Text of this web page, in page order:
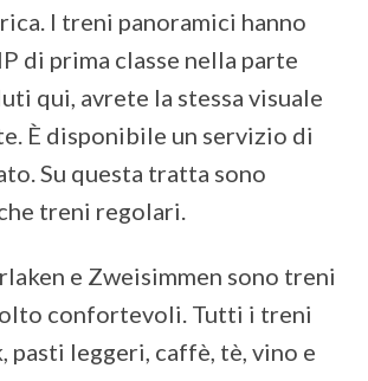
I treni panoramici hanno
di prima classe nella parte
qui, avrete la stessa visuale
È disponibile un servizio di
Su questa tratta sono
treni regolari.
e Zweisimmen sono treni
confortevoli. Tutti i treni
pasti leggeri, caffè, tè, vino e